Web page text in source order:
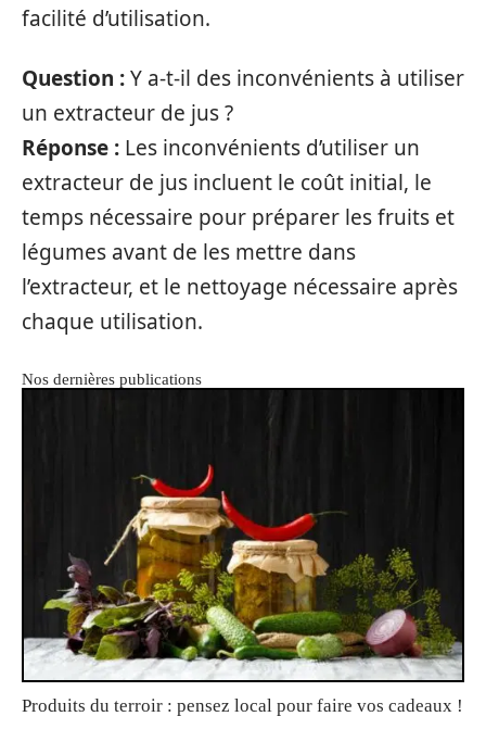
facilité d’utilisation.
Question :Y a-t-il des inconvénients à utiliser
un extracteur de jus ?
Réponse : Les inconvénients d’utiliser un
extracteur de jus incluent le coût initial, le
temps nécessaire pour préparer les fruits et
légumes avant de les mettre dans
l’extracteur, et le nettoyage nécessaire après
chaque utilisation.
Nos dernières publications
Produits du terroir : pensez local pour faire vos cadeaux !